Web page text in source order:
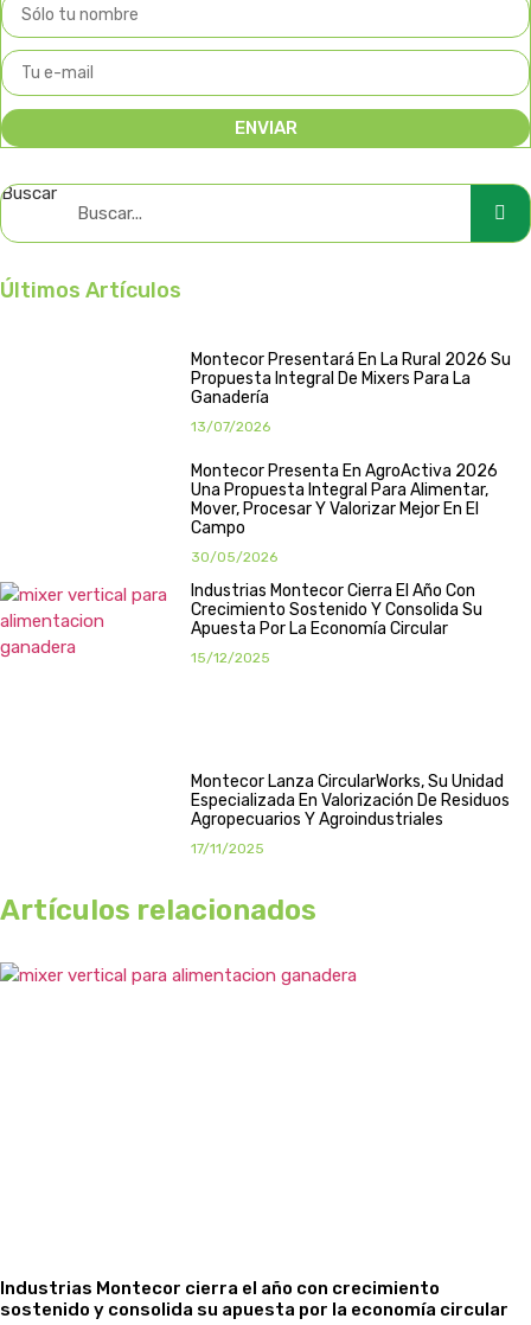
ENVIAR
Buscar
Últimos Artículos
Montecor Presentará En La Rural 2026 Su
Propuesta Integral De Mixers Para La
Ganadería
13/07/2026
Montecor Presenta En AgroActiva 2026
Una Propuesta Integral Para Alimentar,
Mover, Procesar Y Valorizar Mejor En El
Campo
30/05/2026
Industrias Montecor Cierra El Año Con
Crecimiento Sostenido Y Consolida Su
Apuesta Por La Economía Circular
15/12/2025
Montecor Lanza CircularWorks, Su Unidad
Especializada En Valorización De Residuos
Agropecuarios Y Agroindustriales
17/11/2025
Artículos relacionados
Industrias Montecor cierra el año con crecimiento
sostenido y consolida su apuesta por la economía circular